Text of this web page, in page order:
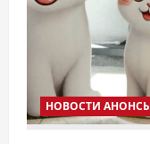
НОВОСТИ